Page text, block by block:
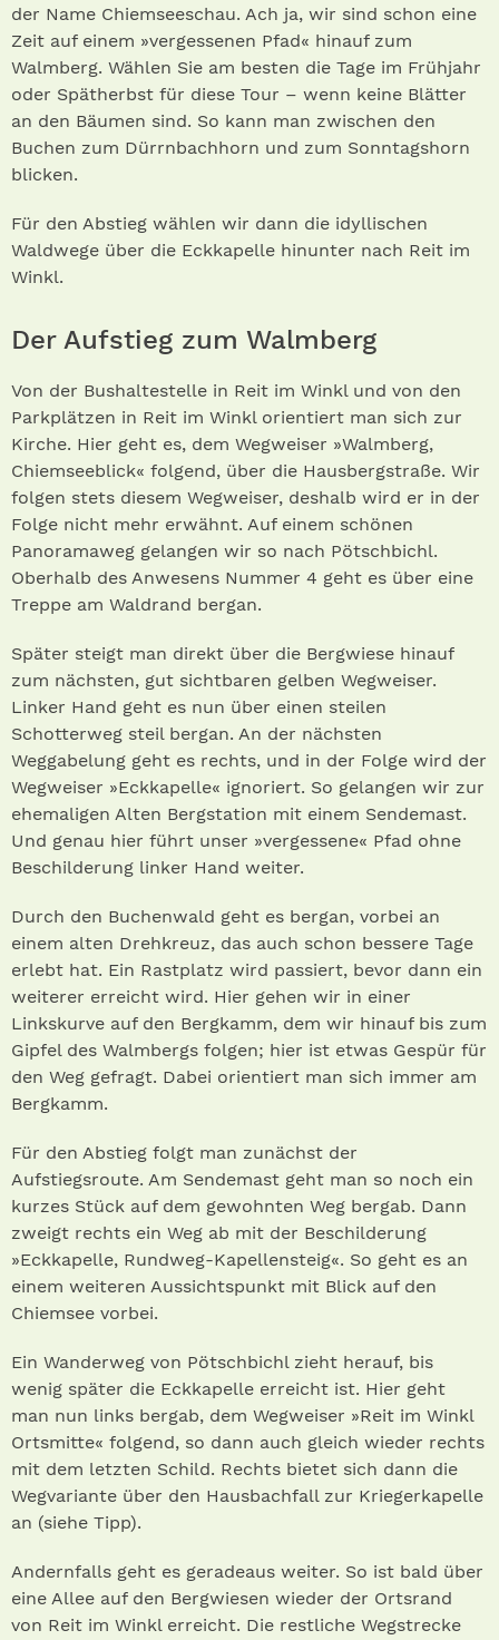
der Name Chiemseeschau. Ach ja, wir sind schon eine
Zeit auf einem »vergessenen Pfad« hinauf zum
Walmberg. Wählen Sie am besten die Tage im Frühjahr
oder Spätherbst für diese Tour – wenn keine Blätter
an den Bäumen sind. So kann man zwischen den
Buchen zum Dürrnbachhorn und zum Sonntagshorn
blicken.
Für den Abstieg wählen wir dann die idyllischen
Waldwege über die Eckkapelle hinunter nach Reit im
Winkl.
Der Aufstieg zum Walmberg
Von der Bushaltestelle in Reit im Winkl und von den
Parkplätzen in Reit im Winkl orientiert man sich zur
Kirche. Hier geht es, dem Wegweiser »Walmberg,
Chiemseeblick« folgend, über die Hausbergstraße. Wir
folgen stets diesem Wegweiser, deshalb wird er in der
Folge nicht mehr erwähnt. Auf einem schönen
Panoramaweg gelangen wir so nach Pötschbichl.
Oberhalb des Anwesens Nummer 4 geht es über eine
Treppe am Waldrand bergan.
Später steigt man direkt über die Bergwiese hinauf
zum nächsten, gut sichtbaren gelben Wegweiser.
Linker Hand geht es nun über einen steilen
Schotterweg steil bergan. An der nächsten
Weggabelung geht es rechts, und in der Folge wird der
Wegweiser »Eckkapelle« ignoriert. So gelangen wir zur
ehemaligen Alten Bergstation mit einem Sendemast.
Und genau hier führt unser »vergessene« Pfad ohne
Beschilderung linker Hand weiter.
Durch den Buchenwald geht es bergan, vorbei an
einem alten Drehkreuz, das auch schon bessere Tage
erlebt hat. Ein Rastplatz wird passiert, bevor dann ein
weiterer erreicht wird. Hier gehen wir in einer
Linkskurve auf den Bergkamm, dem wir hinauf bis zum
Gipfel des Walmbergs folgen; hier ist etwas Gespür für
den Weg gefragt. Dabei orientiert man sich immer am
Bergkamm.
Für den Abstieg folgt man zunächst der
Aufstiegsroute. Am Sendemast geht man so noch ein
kurzes Stück auf dem gewohnten Weg bergab. Dann
zweigt rechts ein Weg ab mit der Beschilderung
»Eckkapelle, Rundweg-Kapellensteig«. So geht es an
einem weiteren Aussichtspunkt mit Blick auf den
Chiemsee vorbei.
Ein Wanderweg von Pötschbichl zieht herauf, bis
wenig später die Eckkapelle erreicht ist. Hier geht
man nun links bergab, dem Wegweiser »Reit im Winkl
Ortsmitte« folgend, so dann auch gleich wieder rechts
mit dem letzten Schild. Rechts bietet sich dann die
Wegvariante über den Hausbachfall zur Kriegerkapelle
an (siehe Tipp).
Andernfalls geht es geradeaus weiter. So ist bald über
eine Allee auf den Bergwiesen wieder der Ortsrand
von Reit im Winkl erreicht. Die restliche Wegstrecke